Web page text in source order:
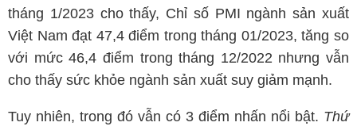
tháng 1/2023 cho thấy, Chỉ số PMI ngành sản xuất
Việt Nam đạt 47,4 điểm trong tháng 01/2023, tăng so
với mức 46,4 điểm trong tháng 12/2022 nhưng vẫn
cho thấy sức khỏe ngành sản xuất suy giảm mạnh.
Tuy nhiên, trong đó vẫn có 3 điểm nhấn nổi bật. Thứ